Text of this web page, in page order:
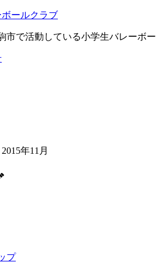
市で活動している小学生バレーボー
2015年11月
プ